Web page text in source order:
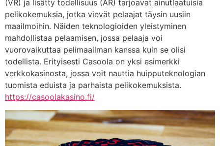
(VR) ja lisätty todellisuus (AR) tarjoavat ainutlaatuisia
pelikokemuksia, jotka vievät pelaajat täysin uusiin
maailmoihin. Näiden teknologioiden yleistyminen
mahdollistaa pelaamisen, jossa pelaaja voi
vuorovaikuttaa pelimaailman kanssa kuin se olisi
todellista. Erityisesti Casoola on yksi esimerkki
verkkokasinosta, jossa voit nauttia huipputeknologian
tuomista eduista ja parhaista pelikokemuksista.
https://casoolakasino.fi/